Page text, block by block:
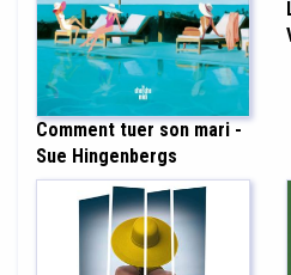
Comment tuer son mari -
Sue Hingenbergs